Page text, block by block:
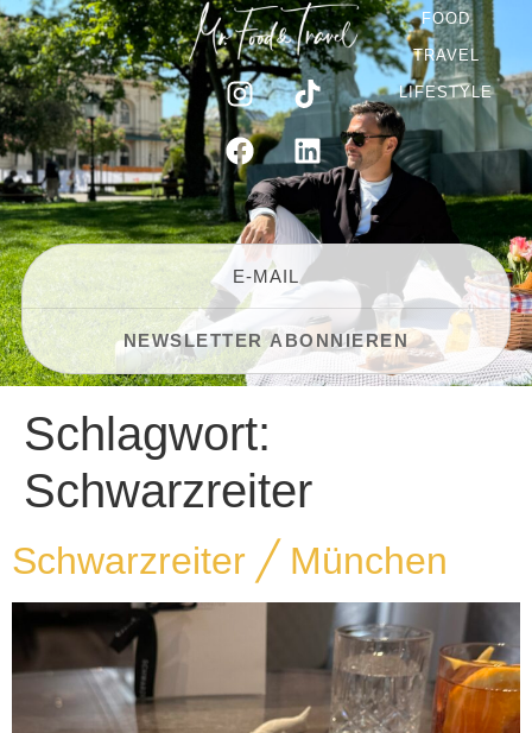
FOOD
TRAVEL
LIFESTYLE
Schlagwort:
Schwarzreiter
Schwarzreiter ╱ München